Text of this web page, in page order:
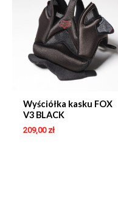
Wyściółka kasku FOX
V3 BLACK
209,00 zł